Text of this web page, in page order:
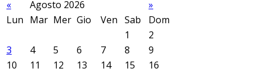
« Agosto 2026
»
Lun Mar Mer Gio Ven Sab
Dom
1
2
3
4 5 6 7 8
9
10
11 12 13 14 15 16